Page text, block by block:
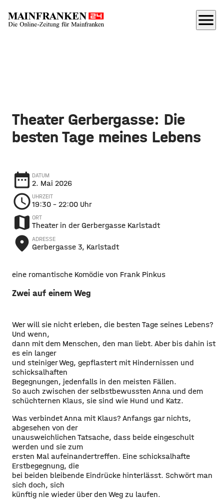
menu
Theater Gerbergasse: Die
besten Tage meines Lebens
date_range DATUM
2. Mai 2026
schedule UHRZEIT
19:30 – 22:00 Uhr
map ORT
Theater in der Gerbergasse Karlstadt
place ADRESSE
Gerbergasse 3, Karlstadt
eine romantische Komödie von Frank Pinkus
Zwei auf einem Weg
Wer will sie nicht erleben, die besten Tage seines Lebens?
Und wenn,
dann mit dem Menschen, den man liebt. Aber bis dahin ist
es ein langer
und steiniger Weg, gepflastert mit Hindernissen und
schicksalhaften
Begegnungen, jedenfalls in den meisten Fällen.
So auch zwischen der selbstbewussten Anna und dem
schüchternen Klaus, sie sind wie Hund und Katz.
Was verbindet Anna mit Klaus? Anfangs gar nichts,
abgesehen von der
unausweichlichen Tatsache, dass beide eingeschult
werden und sie zum
ersten Mal aufeinandertreffen. Eine schicksalhafte
Erstbegegnung, die
bei beiden bleibende Eindrücke hinterlässt. Schwört man
sich doch, sich
künftig nie wieder über den Weg zu laufen.